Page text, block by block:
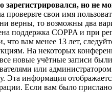
зарегистрировался, но не
проверьте свои имя
верны, то возможны два
поддержка COPPA и при
что вам менее 13 лет,
На некоторых
новые учётные записи
или
Эта информация
Если вам было